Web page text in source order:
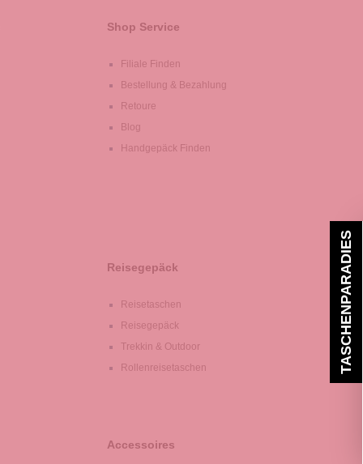
Shop Service
Filiale Finden
Bestellung & Bezahlung
Retoure
Blog
Handgepäck Finden
Reisegepäck
Reisetaschen
Reisegepäck
Trekkin & Outdoor
Rollenreisetaschen
Accessoires
TASCHENPARADIES